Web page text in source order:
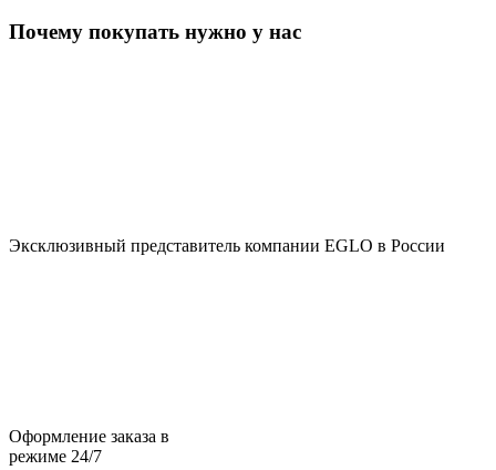
Почему покупать нужно у нас
Эксклюзивный представитель компании EGLO в России
Оформление заказа в
режиме 24/7